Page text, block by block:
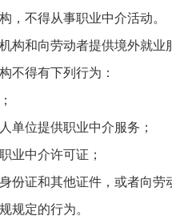
不得从事职业中介活动。
构和向劳动者提供境外就业
得有下列行为：
单位提供职业中介服务；
业中介许可证；
份证和其他证件，或者向劳
规定的行为。